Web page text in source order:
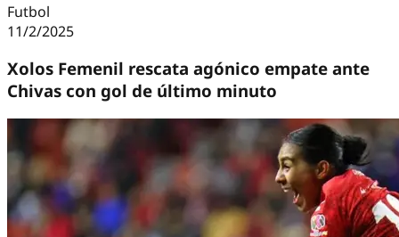
Futbol
11/2/2025
Xolos Femenil rescata agónico empate ante
Chivas con gol de último minuto